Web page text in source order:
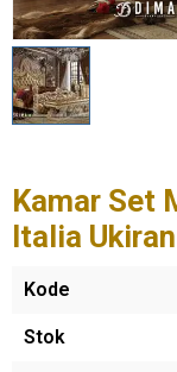
Kamar Set
Italia
Kode
Stok